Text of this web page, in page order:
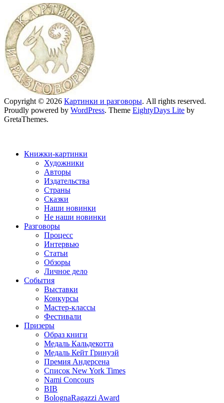
Copyright © 2026 Картинки и разговоры. All rights reserved.
Proudly powered by WordPress. Theme EightyDays Lite by
GretaThemes.
Книжки-картинки
Художники
Авторы
Издательства
Страны
Сказки
Наши новинки
Не наши новинки
Разговоры
Процесс
Интервью
Статьи
Обзоры
Личное дело
События
Выставки
Конкурсы
Мастер-классы
Фестивали
Призеры
Образ книги
Медаль Кальдекотта
Медаль Кейт Гринуэй
Премия Андерсена
Список New York Times
Nami Concours
BIB
BolognaRagazzi Award